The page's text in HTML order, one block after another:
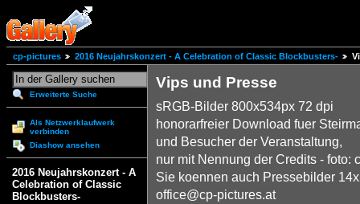
cp-pictures 2016 Neujahrskonzert - A Celebration of Classic Blockbusters-
Erweiterte Suche
Als Netzwerklaufwerk
verbinden
Diashow ansehen
2016 Neujahrskonzert - A
Celebration of Classic
Blockbusters-
Vips und Presse
sRGB-Bilder 800x534px 72 dpi
honorarfreier Download fuer
und Besucher der Veranstaltung,
nur mit Nennung der Credits - foto:
Sie koennen auch Pressebilder
office@cp-pictures.at